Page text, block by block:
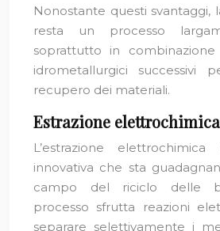
Nonostante questi svantaggi,
resta un processo
soprattutto in
idrometallurgici successivi
recupero dei materiali.
Estrazione
L’estrazione
innovativa che sta
campo del riciclo delle
processo sfrutta reazioni
separare selettivamente i